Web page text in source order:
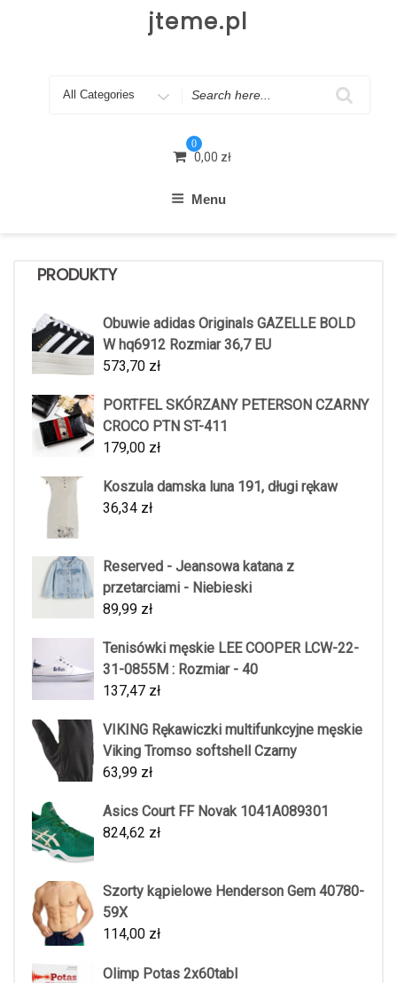
jteme.pl
Search
0
0,00 zł
Menu
PRODUKTY
Obuwie adidas Originals GAZELLE BOLD
W hq6912 Rozmiar 36,7 EU
573,70 zł
PORTFEL SKÓRZANY PETERSON CZARNY
CROCO PTN ST-411
179,00 zł
Koszula damska luna 191, długi rękaw
36,34 zł
Reserved - Jeansowa katana z
przetarciami - Niebieski
89,99 zł
Tenisówki męskie LEE COOPER LCW-22-
31-0855M : Rozmiar - 40
137,47 zł
VIKING Rękawiczki multifunkcyjne męskie
Viking Tromso softshell Czarny
63,99 zł
Asics Court FF Novak 1041A089301
824,62 zł
Szorty kąpielowe Henderson Gem 40780-
59X
114,00 zł
Olimp Potas 2x60tabl